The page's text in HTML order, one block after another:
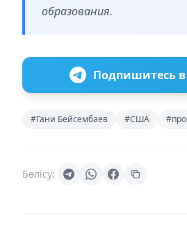
образования.
Подпишитесь в
#Гани Бейсембаев #США
Бөлісу: